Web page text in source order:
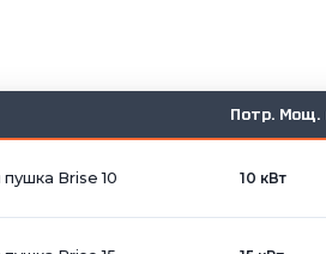
Потр. Мощ.
Brise 10 10 кВт